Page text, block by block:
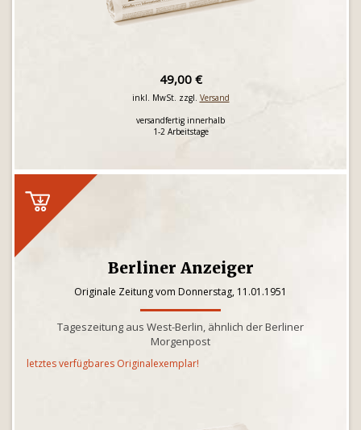
49,00 €
inkl. MwSt. zzgl. Versand
versandfertig innerhalb
1-2 Arbeitstage
Berliner Anzeiger
Originale Zeitung vom Donnerstag, 11.01.1951
Tageszeitung aus West-Berlin, ähnlich der Berliner
Morgenpost
letztes verfügbares Originalexemplar!